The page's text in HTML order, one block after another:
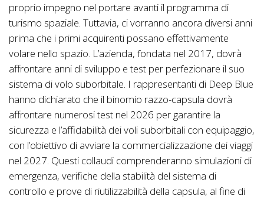
proprio impegno nel portare avanti il programma di
turismo spaziale. Tuttavia, ci vorranno ancora diversi anni
prima che i primi acquirenti possano effettivamente
volare nello spazio. L’azienda, fondata nel 2017, dovrà
affrontare anni di sviluppo e test per perfezionare il suo
sistema di volo suborbitale. I rappresentanti di Deep Blue
hanno dichiarato che il binomio razzo-capsula dovrà
affrontare numerosi test nel 2026 per garantire la
sicurezza e l’affidabilità dei voli suborbitali con equipaggio,
con l’obiettivo di avviare la commercializzazione dei viaggi
nel 2027. Questi collaudi comprenderanno simulazioni di
emergenza, verifiche della stabilità del sistema di
controllo e prove di riutilizzabilità della capsula, al fine di